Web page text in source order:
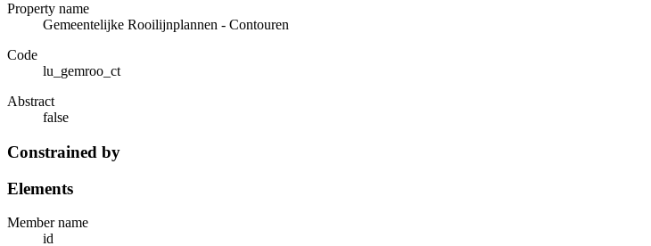
Property name
Gemeentelijke Rooilijnplannen - Contouren
Code
lu_gemroo_ct
Abstract
false
Constrained by
Elements
Member name
id